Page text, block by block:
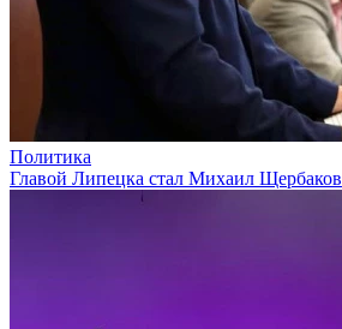
Политика
Главой Липецка стал Михаил Щербаков